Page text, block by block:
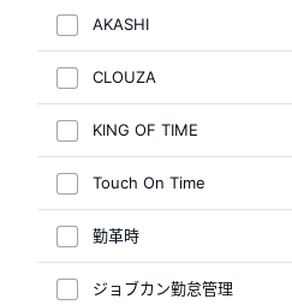
AKASHI
CLOUZA
KING OF TIME
Touch On Time
勤革時
ジョブカン勤怠管理